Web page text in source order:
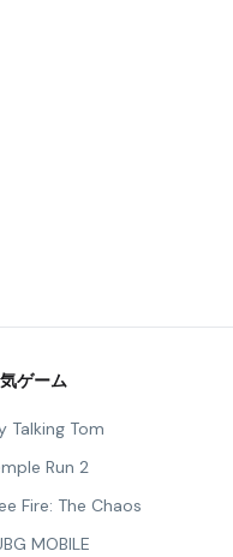
ゲーム
Talking Tom
Run 2
Fire: The Chaos
MOBILE